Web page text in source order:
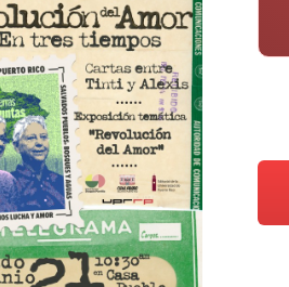
del amor en
Cartas entre
Tinti y Alexis